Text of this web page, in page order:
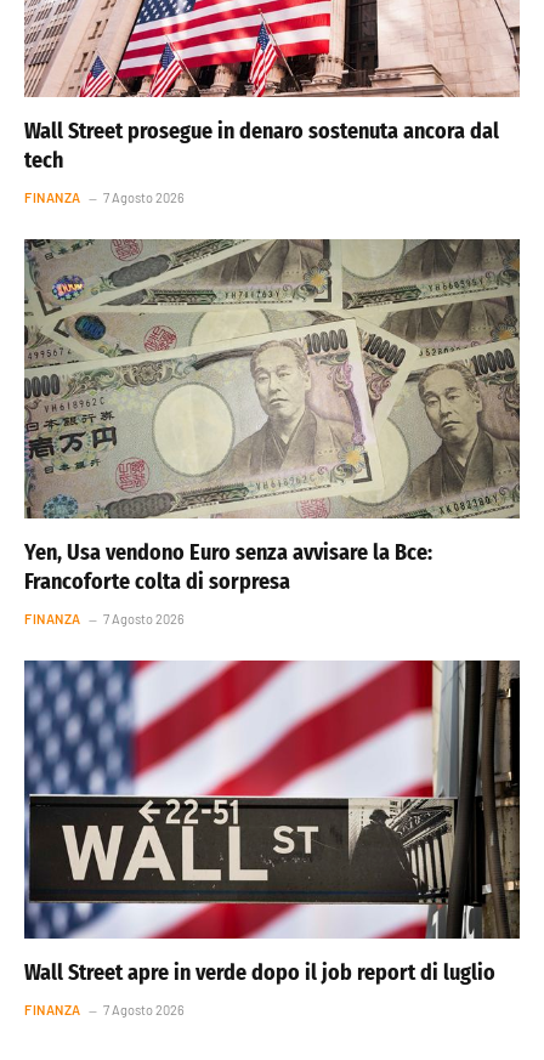
Wall Street prosegue in denaro sostenuta ancora dal
tech
FINANZA 7 Agosto 2026
Yen, Usa vendono Euro senza avvisare la Bce:
Francoforte colta di sorpresa
FINANZA 7 Agosto 2026
Wall Street apre in verde dopo il job report di luglio
FINANZA 7 Agosto 2026